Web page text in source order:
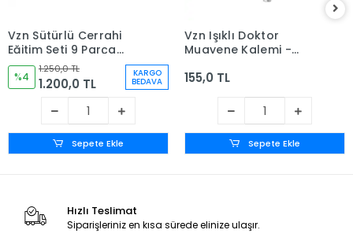
Vzn Sütürlü Cerrahi
Eğitim Seti 9 Parça
(Çanta Hediyeli)
%4
1.250,0 TL
1.200,0 TL
KARGO
BEDAVA
Sepete Ekle
Vzn Işıklı Doktor
Muayene Kalemi -
155,0 TL
Sepete Ekle
Hızlı Teslimat
Siparişleriniz en kısa sürede elinize ulaşır.